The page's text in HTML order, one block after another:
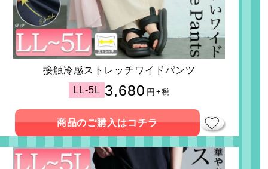
接触冷感ストレッチワイドパンツ
LL-5L 3,680 円 +税
商品のご購入はコチラ